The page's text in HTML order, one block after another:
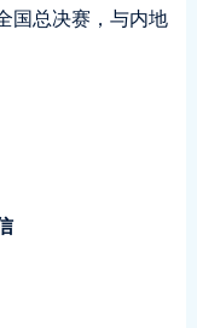
国总决赛，与内地